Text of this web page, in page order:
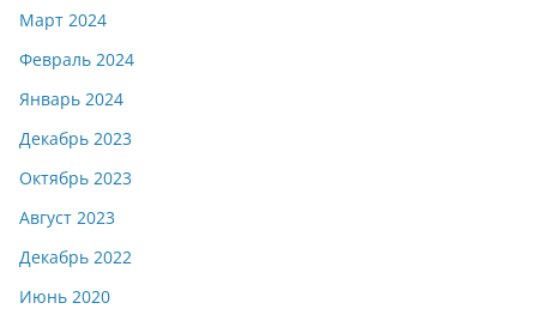
Март 2024
Февраль 2024
Январь 2024
Декабрь 2023
Октябрь 2023
Август 2023
Декабрь 2022
Июнь 2020